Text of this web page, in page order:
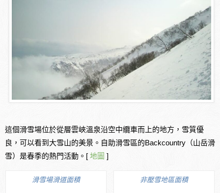
這個滑雪場位於從層雲峽溫泉沿空中纜車而上的地方，雪質優
良，可以看到大雪山的美景。自助滑雪區的Backcountry（山岳滑
雪）是春季的熱門活動。[ 地圖 ]
滑雪場滑道面積 非壓雪地區面積